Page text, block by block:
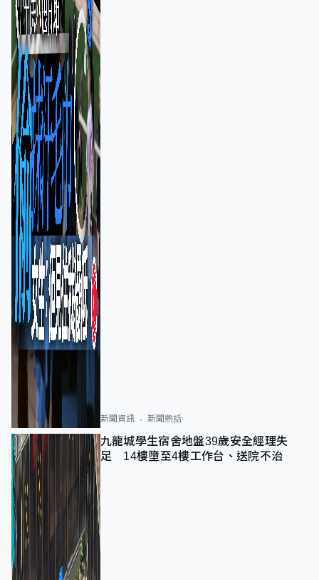
新聞資訊 新聞熱話
九龍城學生宿舍地盤39歲安全經理失
足 14樓墮至4樓工作台、送院不治